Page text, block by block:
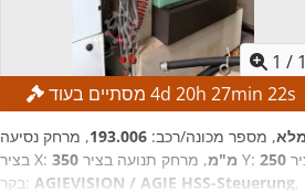
1 /
4d 20h 27min 21s
, מספר מכונה/רכב: 193.006, מרחק נסיעה
בציר X:
350 מ"מ , מרחק תנועה בציר Y:
בקר: AGIEVISION / AGIE HSS-Steuerung,